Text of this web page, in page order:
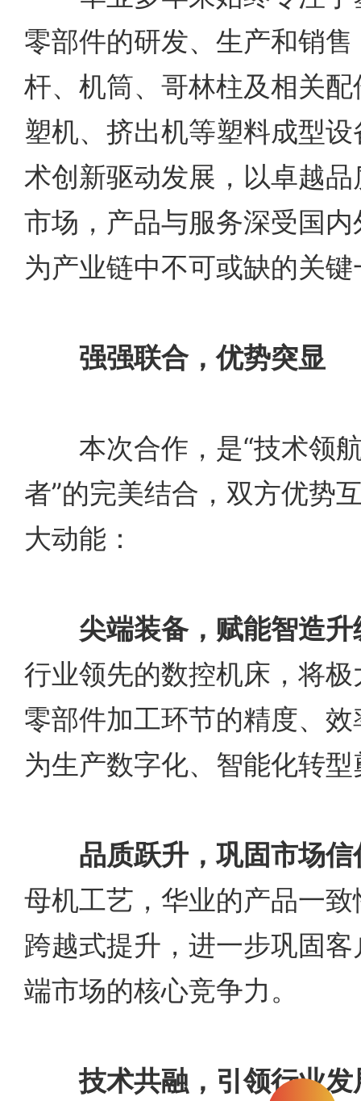
零部件的研发、生产和销
杆、机筒、哥林柱及相关
塑机、挤出机等塑料成型
术创新驱动发展，以卓越
市场，产品与服务深受国
为产业链中不可或缺的关
强强联合，优势突显
本次合作，是“技术领航
者”的完美结合，双方优势
大动能：
尖端装备，赋能智造升
行业领先的数控机床，将
零部件加工环节的精度、
为生产数字化、智能化转
品质跃升，巩固市场信
母机工艺，华业的产品一
跨越式提升，进一步巩固
端市场的核心竞争力。
技术共融，引领行业发